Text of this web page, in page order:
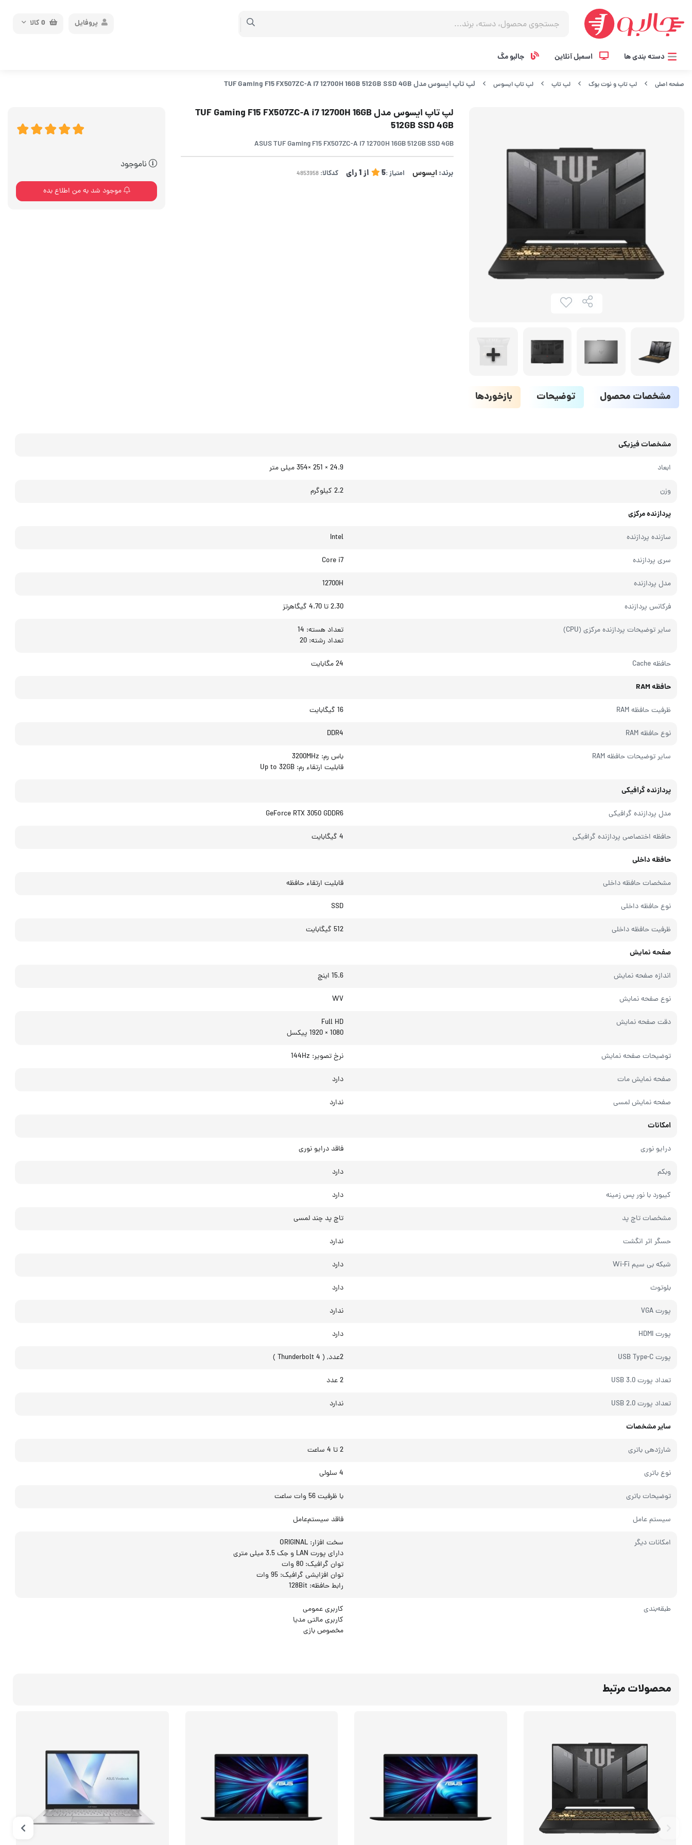
0کالا پروفایل
دسته بندی ها اسمبل آنلاین جالبو مگ
صفحه اصلی لپ تاپ و نوت بوک لپ تاپ لپ تاپ ایسوس لپ تاپ ایسوس مدل TUF Gaming F15 FX507ZC-A i7 12700H 16GB 512GB SSD 4GB
لپ تاپ ایسوس مدل TUF Gaming F15 FX507ZC-A i7 12700H 16GB
512GB SSD 4GB
ASUS TUF Gaming F15 FX507ZC-A i7 12700H 16GB 512GB SSD 4GB
برند:ایسوس امتیاز :5 از1رای کدکالا:
ناموجود
موجود شد به من اطلاع بده
مشخصات محصول توضیحات بازخوردها
مشخصات فیزیکی
ابعاد 24.9 × 251 ×354 میلی متر
وزن 2.2 کیلوگرم
پردازنده مرکزی
سازنده پردازنده Intel
سری پردازنده Core i7
مدل پردازنده 12700H
فرکانس پردازنده 2.30 تا 4.70 گیگاهرتز
سایر توضیحات پردازنده مرکزی (CPU)
تعداد هسته: 14
تعداد رشته: 20
حافظه Cache 24 مگابایت
حافظه RAM
ظرفیت حافظه RAM 16 گیگابایت
نوع حافظه RAM DDR4
سایر توضیحات حافظه RAM
باس رم: 3200MHz
قابلیت ارتقاء رم: Up to 32GB
پردازنده گرافیکی
مدل پردازنده گرافیکی GeForce RTX 3050 GDDR6
حافظه اختصاصی پردازنده گرافیکی 4 گیگابایت
حافظه داخلی
مشخصات حافظه داخلی قابلیت ارتقاء حافظه
نوع حافظه داخلی SSD
ظرفیت حافظه داخلی 512 گیگابایت
صفحه نمایش
اندازه صفحه نمایش 15.6 اینچ
نوع صفحه نمایش WV
دقت صفحه نمایش
Full HD
1080 × 1920 پیکسل
توضیحات صفحه نمایش نرخ تصویر: 144Hz
صفحه نمایش مات دارد
صفحه نمایش لمسی ندارد
امکانات
درایو نوری فاقد درایو نوری
وبکم دارد
کیبورد با نور پس زمینه دارد
مشخصات تاچ پد تاچ پد چند لمسی
حسگر اثر انگشت ندارد
شبکه بی سیم Wi-Fi دارد
بلوتوث دارد
پورت VGA ندارد
پورت HDMI دارد
پورت USB Type-C 2عدد, ( Thunderbolt 4 )
تعداد پورت USB 3.0 2 عدد
تعداد پورت USB 2.0 ندارد
سایر مشخصات
شارژدهی باتری 2 تا 4 ساعت
نوع باتری 4 سلولی
توضیحات باتری با ظرفیت 56 وات ساعت
سیستم عامل فاقد سیستم‌عامل
امکانات دیگر
سخت افزار: ORIGINAL
دارای پورت LAN و جک 3.5 میلی متری
توان گرافیک: 80 وات
توان افزایشی گرافیک: 95 وات
رابط حافظه: 128Bit
طبقه‌بندی
کاربری عمومی
کاربری مالتی مدیا
مخصوص بازی
محصولات مرتبط